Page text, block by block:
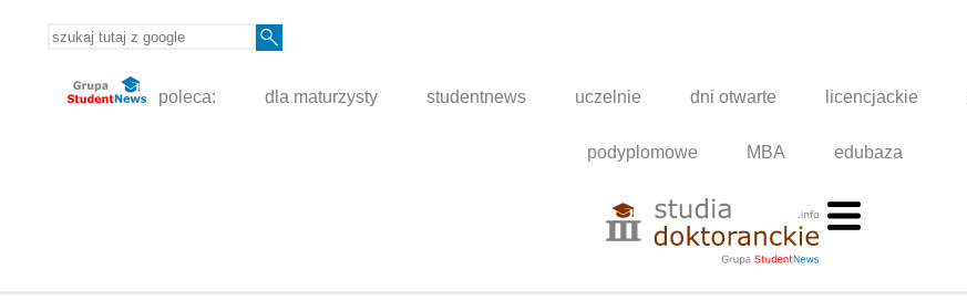
poleca: dla maturzysty studentnews uczelnie dni otwarte licencjackie
podyplomowe MBA edubaza